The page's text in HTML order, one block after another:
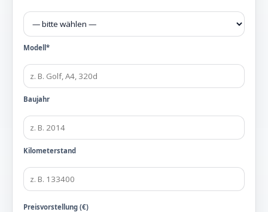
Modell*
Baujahr
Kilometerstand
Preisvorstellung (€)